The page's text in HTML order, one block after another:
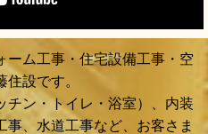
ーム工事・住宅設備工事・空
設です。
ン・トイレ・浴室）、内装
、水道工事など、お客さま